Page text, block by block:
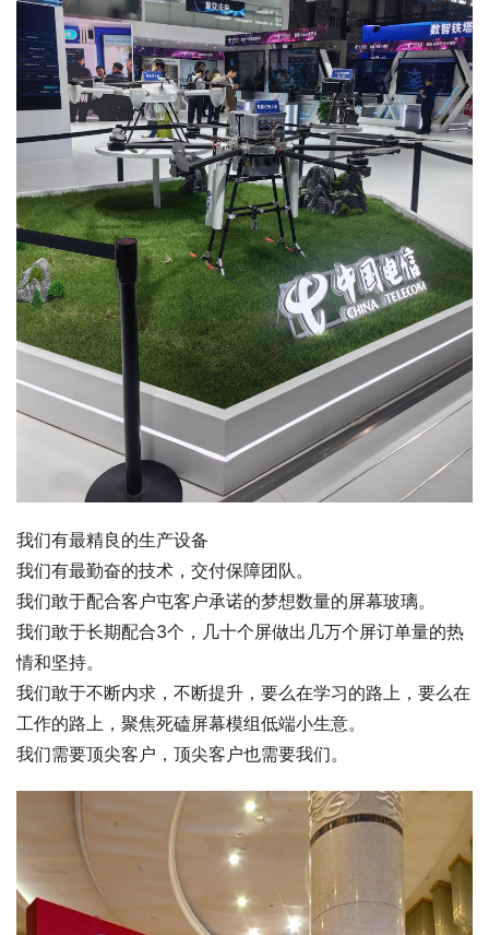
我们有最精良的生产设备
我们有最勤奋的技术，交付保障团队。
我们敢于配合客户屯客户承诺的梦想数量的屏幕玻璃。
我们敢于长期配合3个，几十个屏做出几万个屏订单量的热
情和坚持。
我们敢于不断内求，不断提升，要么在学习的路上，要么在
工作的路上，聚焦死磕屏幕模组低端小生意。
我们需要顶尖客户，顶尖客户也需要我们。